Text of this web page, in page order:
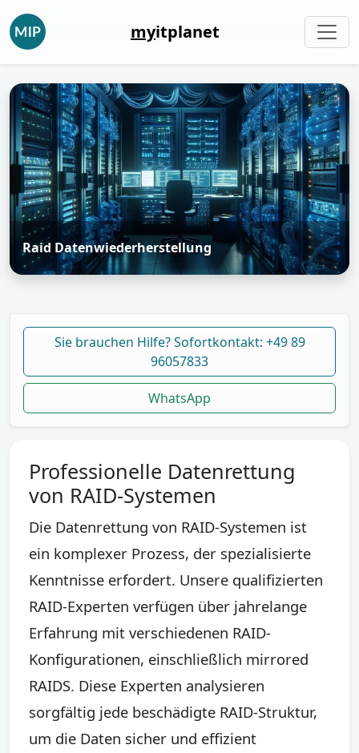
myitplanet
Raid Datenwiederherstellung
Sie brauchen Hilfe? Sofortkontakt: +49 89
96057833
WhatsApp
Professionelle Datenrettung
von RAID-Systemen
Die Datenrettung von RAID-Systemen ist
ein komplexer Prozess, der spezialisierte
Kenntnisse erfordert. Unsere qualifizierten
RAID-Experten verfügen über jahrelange
Erfahrung mit verschiedenen RAID-
Konfigurationen, einschließlich mirrored
RAIDS. Diese Experten analysieren
sorgfältig jede beschädigte RAID-Struktur,
um die Daten sicher und effizient